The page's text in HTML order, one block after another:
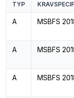
TYP
A MSBFS
A MSBFS
A MSBFS